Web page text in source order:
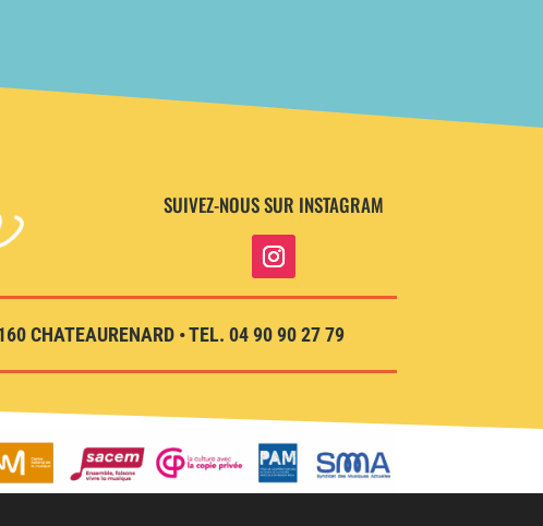
SUIVEZ-NOUS SUR INSTAGRAM
CHATEAURENARD • TEL. 04 90 90 27 79